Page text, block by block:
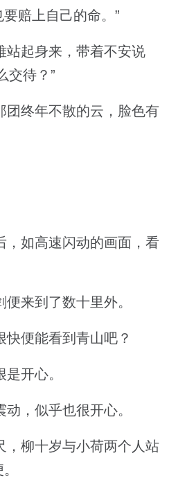
赔上自己的命。”
起身来，带着不安说
交待？”
终年不散的云，脸色有
如高速闪动的画面，看
来到了数十里外。
便能看到青山吧？
开心。
，似乎也很开心。
柳十岁与小荷两个人站